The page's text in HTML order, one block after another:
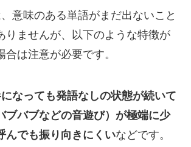
意味のある単語がまだ出ないこと
りませんが、以下のような特徴が
は注意が必要です。
なっても発語なしの状態が続いて
ブバブなどの音遊び）が極端に少
んでも振り向きにくいなどです。